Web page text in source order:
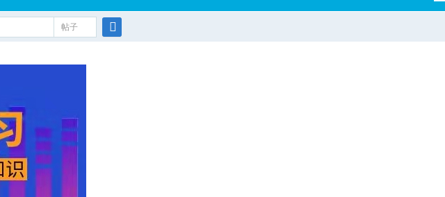
在线论坛
帖子